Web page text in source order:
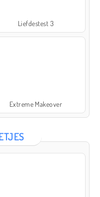
Liefdestest 3
Extreme Makeover